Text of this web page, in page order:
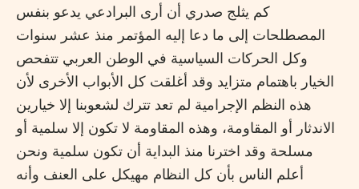
كم يثلج صدري أن أرى البرادعي يدعو بنفس
المصطلحات إلى ما دعا إليه المؤتمر منذ عشر سنوات
وكل الحركات السياسية في الوطن العربي تتفحص
الخيار باهتمام متزايد وقد أغلقت كل الأبواب الأخرى لأن
هذه النظم الإجرامية لم تعد تترك لشعوبنا إلا خيارين
الاندثار أو المقاومة، وهذه المقاومة لا تكون إلا سلمية أو
مسلحة وقد اخترنا منذ البداية أن تكون سلمية ونحن
أعلم الناس بأن كل النظام مهيكل على العنف وأنه